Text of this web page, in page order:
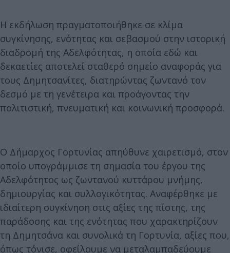
Η εκδήλωση πραγματοποιήθηκε σε κλίμα
συγκίνησης, ενότητας και σεβασμού στην ιστορική
διαδρομή της Αδελφότητας, η οποία εδώ και
δεκαετίες αποτελεί σταθερό σημείο αναφοράς για
τους Δημητσανίτες, διατηρώντας ζωντανό τον
δεσμό με τη γενέτειρα και προάγοντας την
πολιτιστική, πνευματική και κοινωνική προσφορά.
Ο Δήμαρχος Γορτυνίας απηύθυνε χαιρετισμό, στον
οποίο υπογράμμισε τη σημασία του έργου της
Αδελφότητος ως ζωντανού κυττάρου μνήμης,
δημιουργίας και συλλογικότητας. Αναφέρθηκε με
ιδιαίτερη συγκίνηση στις αξίες της πίστης, της
παράδοσης και της ενότητας που χαρακτηρίζουν
τη Δημητσάνα και συνολικά τη Γορτυνία, αξίες που,
όπως τόνισε, οφείλουμε να μεταλαμπαδεύουμε